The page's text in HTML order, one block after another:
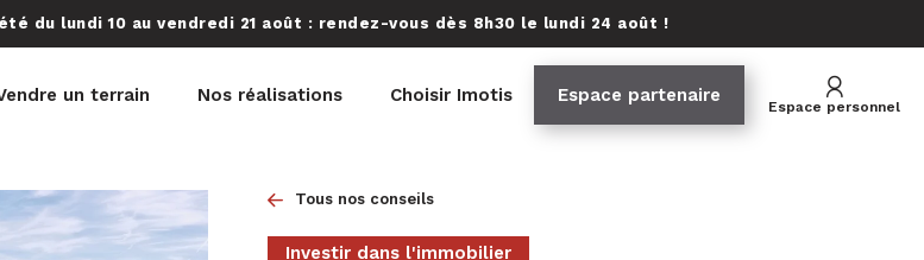
du lundi 10 au vendredi 21 août : rendez-vous dès 8h30 le lundi 24 août !
un terrain Nos réalisations Choisir Imotis Espace partenaire
Espace personnel
Tous nos conseils
Investir dans l'immobilier